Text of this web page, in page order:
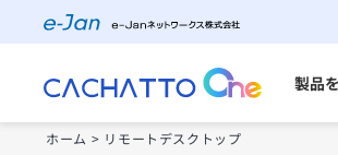
製品
ホーム > リモートデスクトップ